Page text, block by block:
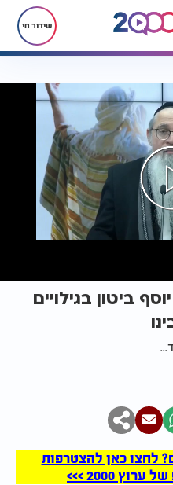
שידור חי
בגילויים מטלטלים על משה רבינו
ביטון בגילויים
לחצו כאן להצטרפות
2000 >>>